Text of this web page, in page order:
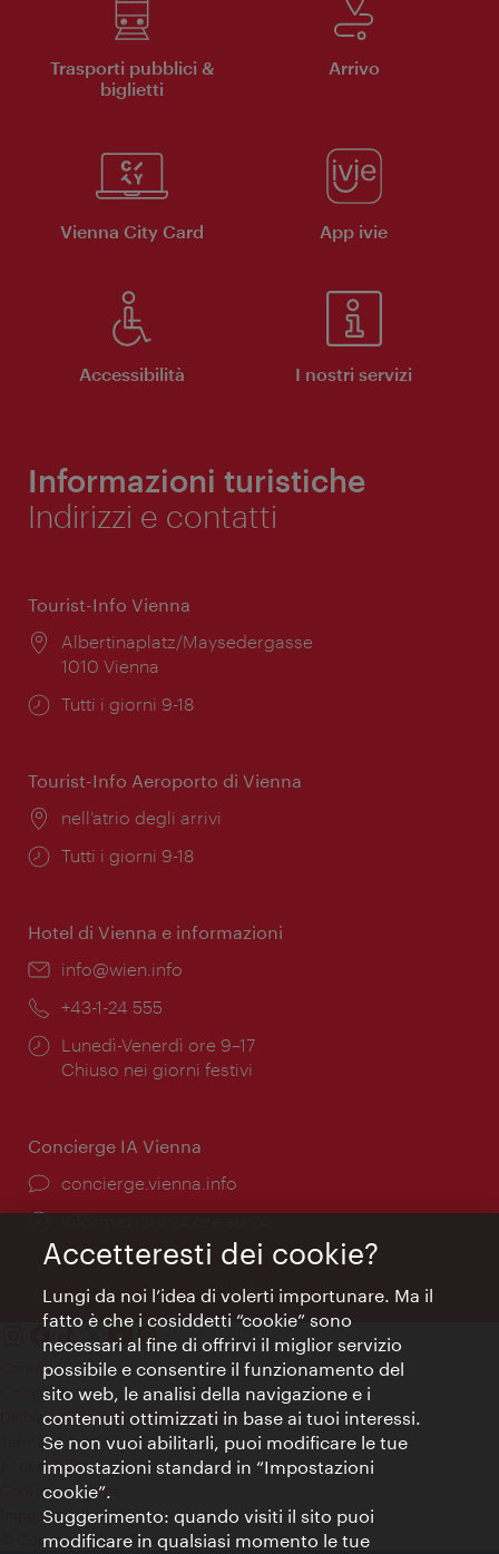
Trasporti pubblici &
biglietti
Arrivo
Vienna City Card App ivie
Accessibilità I nostri servizi
Informazioni turistiche
Indirizzi e contatti
Tourist-Info Vienna
Posizione:
Albertinaplatz/Maysedergasse
1010 Vienna
Orari
Tutti i giorni 9-18
Tourist-Info Aeroporto di Vienna
Posizione:
nell’atrio degli arrivi
Orari
Tutti i giorni 9-18
Hotel di Vienna e informazioni
Email:
info@wien.info
Telefono:
+43-1-24 555
Orari
di
Lunedì-Venerdì ore 9–17
Chiuso nei giorni festivi
Concierge IA Vienna
Ort:
concierge.vienna.info
Öffnungszeiten:
Informazioni 24 ore su 24
Contatti
Colophon
Dichiarazione sulla protezione dei dati
Terms of Use
Accessibilità
Contatto stampa
Impostazioni cookie
© Copyright WienTourismus
Accetteresti dei cookie?
Lungi da noi l’idea di volerti importunare. Ma il
fatto è che i cosiddetti “cookie” sono
necessari al fine di offrirvi il miglior servizio
possibile e consentire il funzionamento del
sito web, le analisi della navigazione e i
contenuti ottimizzati in base ai tuoi interessi.
Se non vuoi abilitarli, puoi modificare le tue
impostazioni standard in “Impostazioni
cookie”.
Suggerimento: quando visiti il sito puoi
modificare in qualsiasi momento le tue